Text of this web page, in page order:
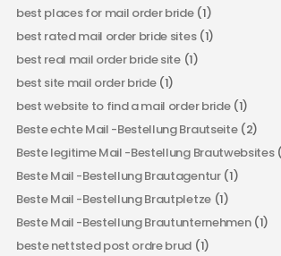
best places for mail order bride(1)
best rated mail order bride sites(1)
best real mail order bride site(1)
best site mail order bride(1)
best website to find a mail order bride(1)
Beste echte Mail -Bestellung Brautseite(2)
Beste legitime Mail -Bestellung Brautwebsites
Beste Mail -Bestellung Brautagentur(1)
Beste Mail -Bestellung Brautpletze(1)
Beste Mail -Bestellung Brautunternehmen(1)
beste nettsted post ordre brud (1)